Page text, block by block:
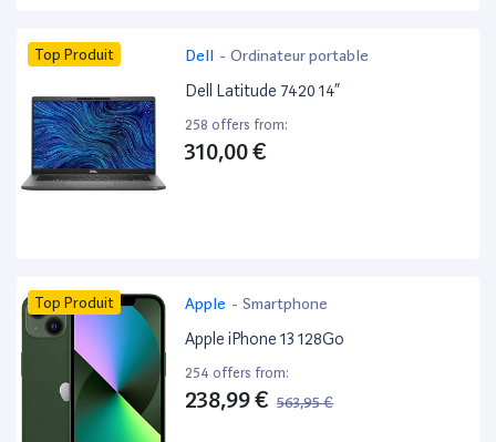
Top Produit Dell - Ordinateur portable
Dell Latitude 7420 14”
258 offers from:
310,00 €
Top Produit Apple - Smartphone
Apple iPhone 13 128Go
254 offers from:
238,99 € 563,95 €